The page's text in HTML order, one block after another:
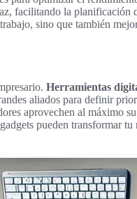
facilitando la planificación
sino que también
Herramientas
aliados para definir
aprovechen al máximo
pueden transformar tu